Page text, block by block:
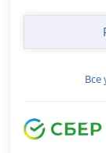
Все